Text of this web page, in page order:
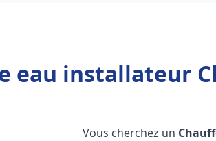
eau installateur
Vous cherchez un